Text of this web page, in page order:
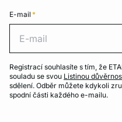
E-mail *
Registrací souhlasíte s tím, že
souladu se svou Listinou
sdělení. Odběr můžete kdykoli
spodní části každého e-mailu.